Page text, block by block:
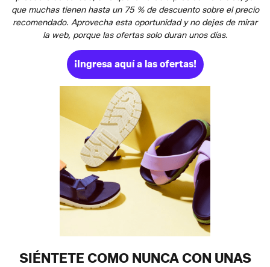
que muchas tienen hasta un 75 % de descuento sobre el precio
recomendado. Aprovecha esta oportunidad y no dejes de mirar
la web, porque las ofertas solo duran unos días.
¡Ingresa aquí a las ofertas!
SIÉNTETE COMO NUNCA CON UNAS